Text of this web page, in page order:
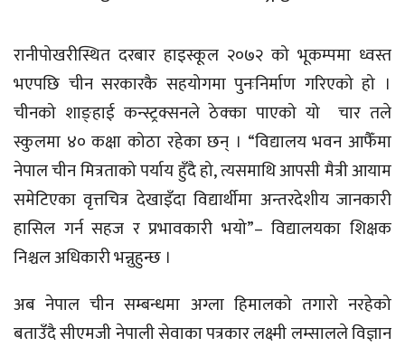
रानीपोखरीस्थित दरबार हाइस्कूल २०७२ को भूकम्पमा ध्वस्त
भएपछि चीन सरकारकै सहयोगमा पुनःनिर्माण गरिएको हो ।
चीनको शाङ्हाई कन्स्ट्रक्सनले ठेक्का पाएको यो चार तले
स्कुलमा ४० कक्षा कोठा रहेका छन् । “विद्यालय भवन आफैँमा
नेपाल चीन मित्रताको पर्याय हुँदै हो, त्यसमाथि आपसी मैत्री आयाम
समेटिएका वृत्तचित्र देखाइँदा विद्यार्थीमा अन्तरदेशीय जानकारी
हासिल गर्न सहज र प्रभावकारी भयो”– विद्यालयका शिक्षक
निश्चल अधिकारी भन्नुहुन्छ ।
अब नेपाल चीन सम्बन्धमा अग्ला हिमालको तगारो नरहेको
बताउँदै सीएमजी नेपाली सेवाका पत्रकार लक्ष्मी लम्सालले विज्ञान